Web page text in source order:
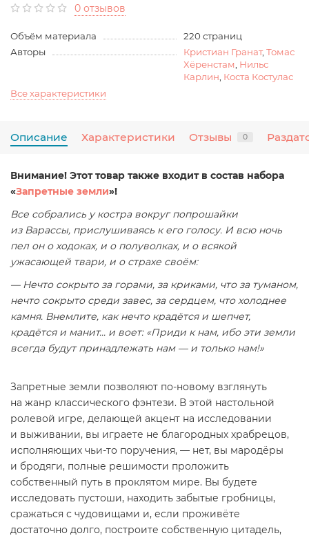
0 отзывов
Объём материала
220 страниц
Авторы
Кристиан Гранат, Томас
Хёренстам Нильс
Карлин Коста Костулас
Все характеристики
Описание Характеристики Отзывы 0
Внимание! Этот товар также входит в состав набора
«Запретные земли»!
Все собрались у костра вокруг попрошайки
из Варассы, прислушиваясь к его голосу. И всю ночь
пел он о ходоках, и о полуволках, и о всякой
ужасающей твари, и о страхе своём:
— Нечто сокрыто за горами, за криками, что за туманом,
нечто сокрыто среди завес, за сердцем, что холоднее
камня. Внемлите, как нечто крадётся и шепчет,
крадётся и манит... и воет: «Приди к нам, ибо эти земли
всегда будут принадлежать нам — и только нам!»
Запретные земли позволяют по-новому взглянуть
на жанр классического фэнтези. В этой настольной
ролевой игре, делающей акцент на исследовании
и выживании, вы играете не благородных храбрецов,
исполняющих чьи-то поручения, — нет, вы мародёры
и бродяги, полные решимости проложить
собственный путь в проклятом мире. Вы будете
исследовать пустоши, находить забытые гробницы,
сражаться с чудовищами и, если проживёте
достаточно долго, построите собственную цитадель,